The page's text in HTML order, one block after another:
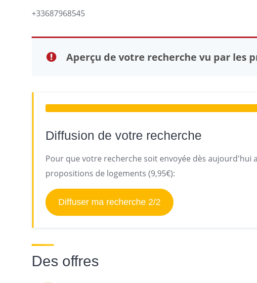
+33687968545
Aperçu de votre recherche vu par les
Diffusion de votre recherche
Pour que votre recherche soit envoyée dès aujourd'hui
propositions de logements (9,95€):
Diffuser ma recherche 2/2
Des offres